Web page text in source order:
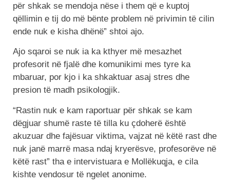
për shkak se mendoja nëse i them që e kuptoj
qëllimin e tij do më bënte problem në privimin të cilin
ende nuk e kisha dhënë” shtoi ajo.
Ajo sqaroi se nuk ia ka kthyer më mesazhet
profesorit në fjalë dhe komunikimi mes tyre ka
mbaruar, por kjo i ka shkaktuar asaj stres dhe
presion të madh psikologjik.
“Rastin nuk e kam raportuar për shkak se kam
dëgjuar shumë raste të tilla ku çdoherë është
akuzuar dhe fajësuar viktima, vajzat në këtë rast dhe
nuk janë marrë masa ndaj kryerësve, profesorëve në
këtë rast” tha e intervistuara e Mollëkuqja, e cila
kishte vendosur të ngelet anonime.